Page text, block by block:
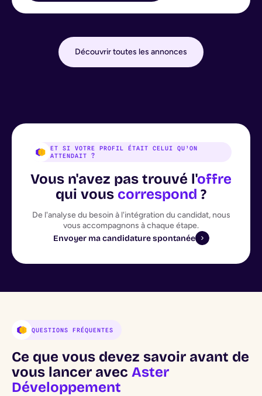
Découvrir toutes les annonces
ET SI VOTRE PROFIL ÉTAIT CELUI QU’ON
ATTENDAIT ?
Vous n'avez pas trouvé l'offre
qui vous correspond ?
De l'analyse du besoin à l'intégration du candidat, nous
vous accompagnons à chaque étape.
Envoyer ma candidature spontanée
QUESTIONS FRÉQUENTES
Ce que vous devez savoir avant de
vous lancer avec Aster
Développement